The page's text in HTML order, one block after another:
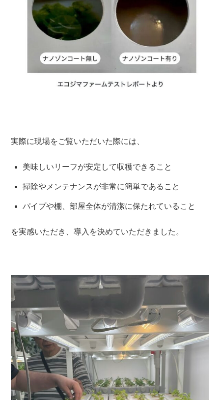
実際に現場をご覧いただいた際には、
美味しいリーフが安定して収穫できること
掃除やメンテナンスが非常に簡単であること
パイプや棚、部屋全体が清潔に保たれていること
を実感いただき、導入を決めていただきました。